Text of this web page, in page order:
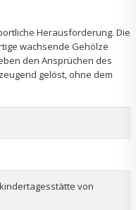
Herausforderung. Die
wachsende Gehölze
den Ansprüchen des
gelöst, ohne dem
von